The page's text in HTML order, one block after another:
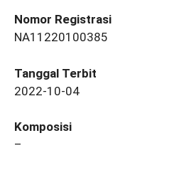
Nomor Registrasi
NA11220100385
Tanggal Terbit
2022-10-04
Komposisi
–